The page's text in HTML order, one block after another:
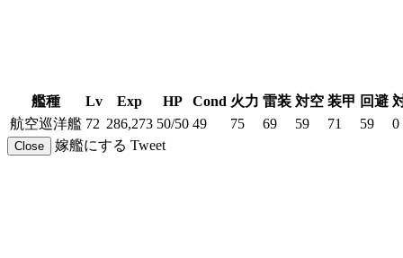
艦種 Lv Exp HP Cond 火力 雷装 対空 装甲 回避
航空巡洋艦 72 286,273 50/50 49 75 69 59 71 59 0
Close 嫁艦にする Tweet